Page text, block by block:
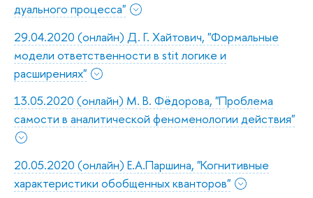
дуального процесса"
29.04.2020 (онлайн) Д. Г. Хайтович, "Формальные
модели ответственности в stit логике и
расширениях"
13.05.2020 (онлайн) М. В. Фёдорова, "Проблема
самости в аналитической феноменологии действия"
20.05.2020 (онлайн) Е.А.Паршина, "Когнитивные
характеристики обобщенных кванторов"